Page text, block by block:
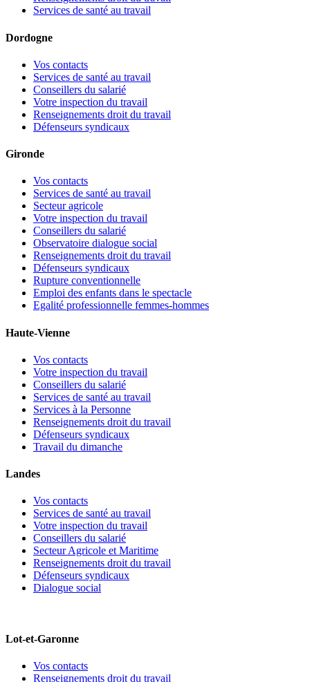
Services de santé au travail
Dordogne
Vos contacts
Services de santé au travail
Conseillers du salarié
Votre inspection du travail
Renseignements droit du travail
Défenseurs syndicaux
Gironde
Vos contacts
Services de santé au travail
Secteur agricole
Votre inspection du travail
Conseillers du salarié
Observatoire dialogue social
Renseignements droit du travail
Défenseurs syndicaux
Rupture conventionnelle
Emploi des enfants dans le spectacle
Egalité professionnelle femmes-hommes
Haute-Vienne
Vos contacts
Votre inspection du travail
Conseillers du salarié
Services de santé au travail
Services à la Personne
Renseignements droit du travail
Défenseurs syndicaux
Travail du dimanche
Landes
Vos contacts
Services de santé au travail
Votre inspection du travail
Conseillers du salarié
Secteur Agricole et Maritime
Renseignements droit du travail
Défenseurs syndicaux
Dialogue social
Lot-et-Garonne
Vos contacts
Renseignements droit du travail